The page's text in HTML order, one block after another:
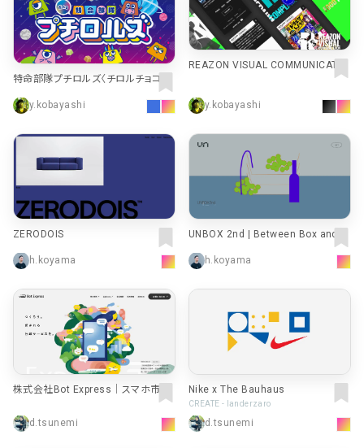
特命部隊プチロルズ〈チロルチョコ株
y.kobayashi
REAZON VISUAL COMMUNICATIO
y.kobayashi
ZERODOIS
h.koyama
UNBOX 2nd | Between Box and B
h.koyama
株式会社Bot Express｜スマホ市役
d.tsunemi
Nike x The Bauhaus
CREATE - landerzaro
d.tsunemi